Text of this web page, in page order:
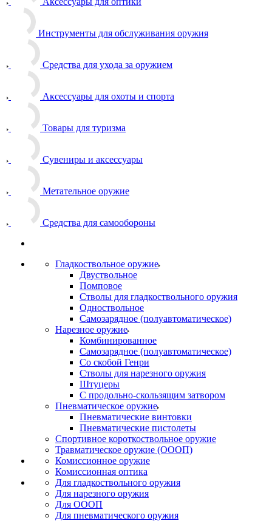
Инструменты для обслуживания оружия
Средства для ухода за оружием
Аксессуары для охоты и спорта
Товары для туризма
Сувениры и аксессуары
Метательное оружие
Средства для самообороны
Гладкоствольное оружие
Двуствольное
Помповое
Стволы для гладкоствольного оружия
Одноствольное
Самозарядное (полуавтоматическое)
Нарезное оружие
Комбинированное
Самозарядное (полуавтоматическое)
Со скобой Генри
Стволы для нарезного оружия
Штуцеры
С продольно-скользящим затвором
Пневматическое оружие
Пневматические винтовки
Пневматические пистолеты
Спортивное короткоствольное оружие
Травматическое оружие (ОООП)
Комиссионное оружие
Комиссионная оптика
Для гладкоствольного оружия
Для нарезного оружия
Для ОООП
Для пневматического оружия